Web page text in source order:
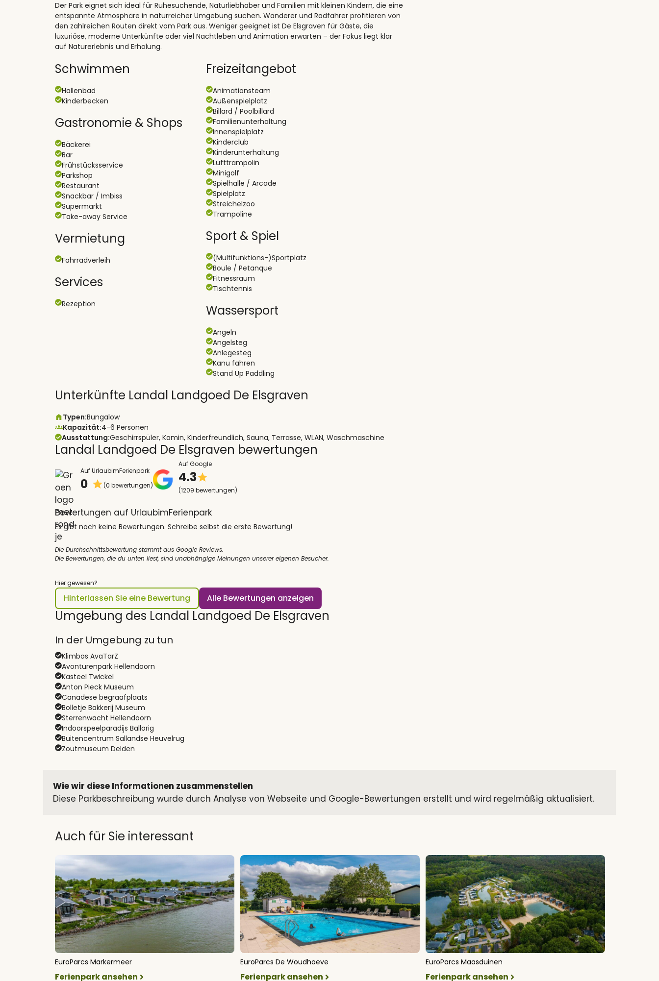
Der Park eignet sich ideal für Ruhesuchende, Naturliebhaber und Familien mit kleinen Kindern, die eine
entspannte Atmosphäre in naturreicher Umgebung suchen. Wanderer und Radfahrer profitieren von
den zahlreichen Routen direkt vom Park aus. Weniger geeignet ist De Elsgraven für Gäste, die
luxuriöse, moderne Unterkünfte oder viel Nachtleben und Animation erwarten – der Fokus liegt klar
auf Naturerlebnis und Erholung.
Schwimmen
Hallenbad
Kinderbecken
Gastronomie & Shops
Bäckerei
Bar
Frühstücksservice
Parkshop
Restaurant
Snackbar / Imbiss
Supermarkt
Take-away Service
Vermietung
Fahrradverleih
Services
Rezeption
Freizeitangebot
Animationsteam
Außenspielplatz
Billard / Poolbillard
Familienunterhaltung
Innenspielplatz
Kinderclub
Kinderunterhaltung
Lufttrampolin
Minigolf
Spielhalle / Arcade
Spielplatz
Streichelzoo
Trampoline
Sport & Spiel
(Multifunktions-)Sportplatz
Boule / Petanque
Fitnessraum
Tischtennis
Wassersport
Angeln
Angelsteg
Anlegesteg
Kanu fahren
Stand Up Paddling
Unterkünfte Landal Landgoed De Elsgraven
Typen:Bungalow
Kapazität:4-6 Personen
Ausstattung:Geschirrspüler, Kamin, Kinderfreundlich, Sauna, Terrasse, WLAN, Waschmaschine
Landal Landgoed De Elsgraven bewertungen
Auf UrlaubimFerienpark
0 (0 bewertungen)
Auf Google
4.3
(1209 bewertungen)
Bewertungen auf UrlaubimFerienpark
Es gibt noch keine Bewertungen. Schreibe selbst die erste Bewertung!
Die Durchschnittsbewertung stammt aus Google Reviews.
Die Bewertungen, die du unten liest, sind unabhängige Meinungen unserer eigenen Besucher.
Hier gewesen?
Hinterlassen Sie eine Bewertung Alle Bewertungen anzeigen
Umgebung des Landal Landgoed De Elsgraven
In der Umgebung zu tun
Klimbos AvaTarZ
Avonturenpark Hellendoorn
Kasteel Twickel
Anton Pieck Museum
Canadese begraafplaats
Bolletje Bakkerij Museum
Sterrenwacht Hellendoorn
Indoorspeelparadijs Ballorig
Buitencentrum Sallandse Heuvelrug
Zoutmuseum Delden
Wie wir diese Informationen zusammenstellen
Diese Parkbeschreibung wurde durch Analyse von Webseite und Google-Bewertungen erstellt und wird regelmäßig aktualisiert.
Auch für Sie interessant
EuroParcs Markermeer
Ferienpark ansehen
EuroParcs De Woudhoeve
Ferienpark ansehen
EuroParcs Maasduinen
Ferienpark ansehen